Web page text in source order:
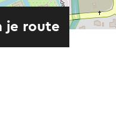
je route